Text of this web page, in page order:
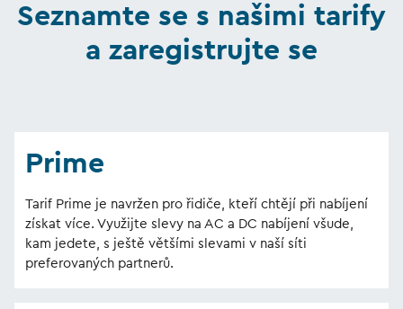
Seznamte se s našimi tarify
a zaregistrujte se
Prime
Tarif Prime je navržen pro řidiče, kteří chtějí při nabíjení
získat více. Využijte slevy na AC a DC nabíjení všude,
kam jedete, s ještě většími slevami v naší síti
preferovaných partnerů.